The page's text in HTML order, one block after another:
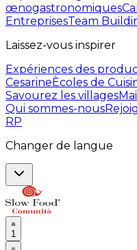
œnogastronomiques
EntreprisesTeam
Laissez-vous inspirer
Expériences des
CesarineÈcoles de
Savourez les villages
Qui sommes-nous
RP
Changer de langue
1